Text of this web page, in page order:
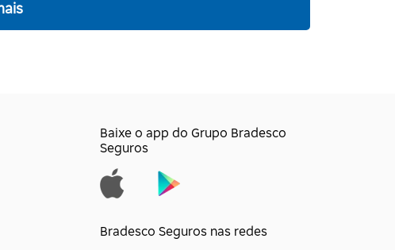
Baixe o app do Grupo Bradesco
Seguros
Bradesco Seguros nas redes